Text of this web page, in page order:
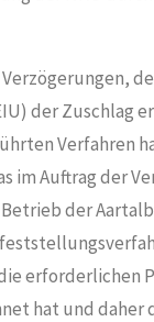
der Zuschlag
Verfahren
im Auftrag der
der
erforderlichen
hat und